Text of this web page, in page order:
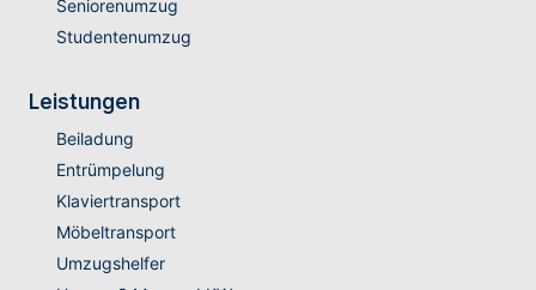
Seniorenumzug
Studentenumzug
Leistungen
Beiladung
Entrümpelung
Klaviertransport
Möbeltransport
Umzugshelfer